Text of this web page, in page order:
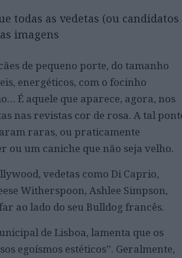
todas as vedetas (ou candidatos
imagens
de pequeno porte, do tamanho
energéticos, com o focinho
É aquele que aparece, agora, nos
nas revistas cor de rosa. A tal
raras, ou praticamente
um caniche que não seja velho.
vedetas como Di Caprio,
Witherspoon, Ashlee Simpson,
ao lado do seu Bulldog francês.
de Lisboa, lamenta que os
egoísmos estéticos”. Geralmente,